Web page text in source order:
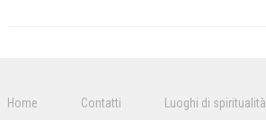
Home Contatti Luoghi di spiritualità